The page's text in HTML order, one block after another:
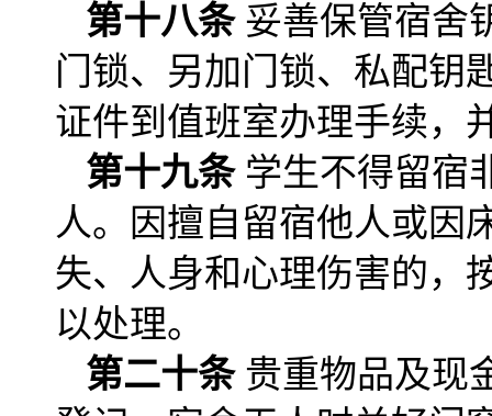
第十八条 妥善保管宿舍
门锁、另加门锁、私配钥
证件到值班室办理手续，
第十九条 学生不得留宿
人。因擅自留宿他人或因
失、人身和心理伤害的，
以处理。
第二十条 贵重物品及现